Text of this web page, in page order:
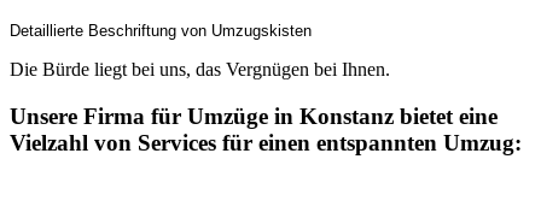
Detaillierte Beschriftung von Umzugskisten
Die Bürde liegt bei uns, das Vergnügen bei Ihnen.
Unsere Firma für Umzüge in Konstanz bietet eine
Vielzahl von Services für einen entspannten Umzug: